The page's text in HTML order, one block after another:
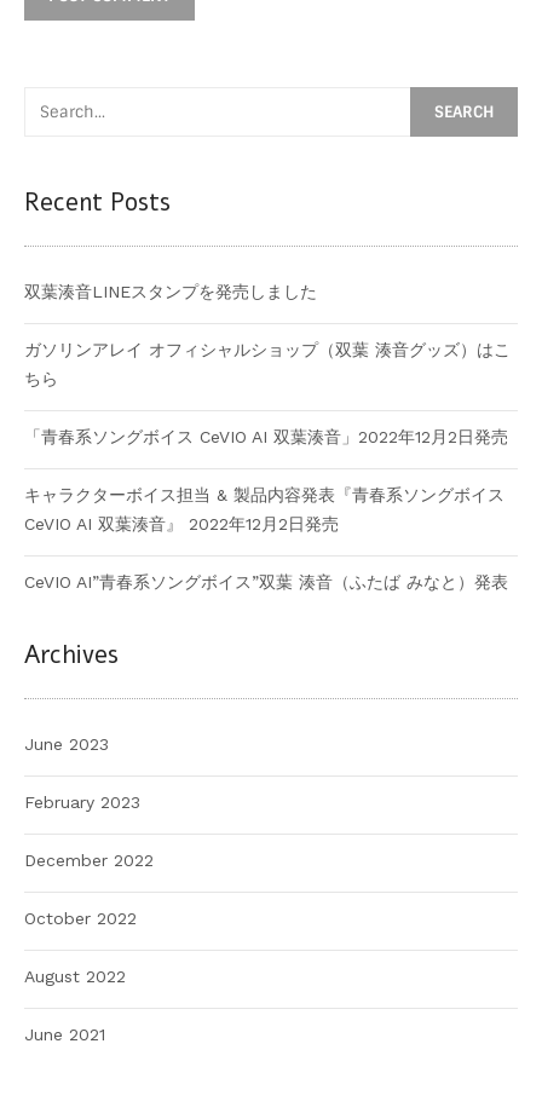
Recent Posts
双葉湊音LINEスタンプを発売しました
ガソリンアレイ オフィシャルショップ（双葉 湊音グッズ）はこ
ちら
「青春系ソングボイス CeVIO AI 双葉湊音」2022年12月2日発売
キャラクターボイス担当 & 製品内容発表『青春系ソングボイス
CeVIO AI 双葉湊音』 2022年12月2日発売
CeVIO AI”青春系ソングボイス”双葉 湊音（ふたば みなと）発表
Archives
June 2023
February 2023
December 2022
October 2022
August 2022
June 2021